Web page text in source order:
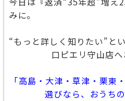
みに。
“もっと詳しく知りたい”と
口ピエリ守山店
「高島・大津・草津・栗東
選びなら、おうち